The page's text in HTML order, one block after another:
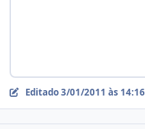
Editado3/01/2011 às 14:16